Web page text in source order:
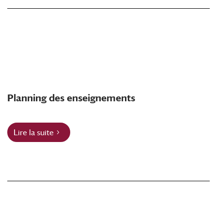
Planning des enseignements
Lire la suite